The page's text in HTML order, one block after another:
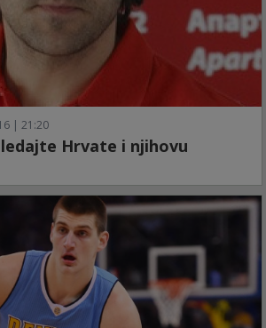
| 21:20
Hrvate i njihovu